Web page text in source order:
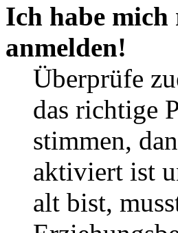
Ich habe
anmelden!
Überprüfe
das richtige
stimmen,
aktiviert ist
alt bist,